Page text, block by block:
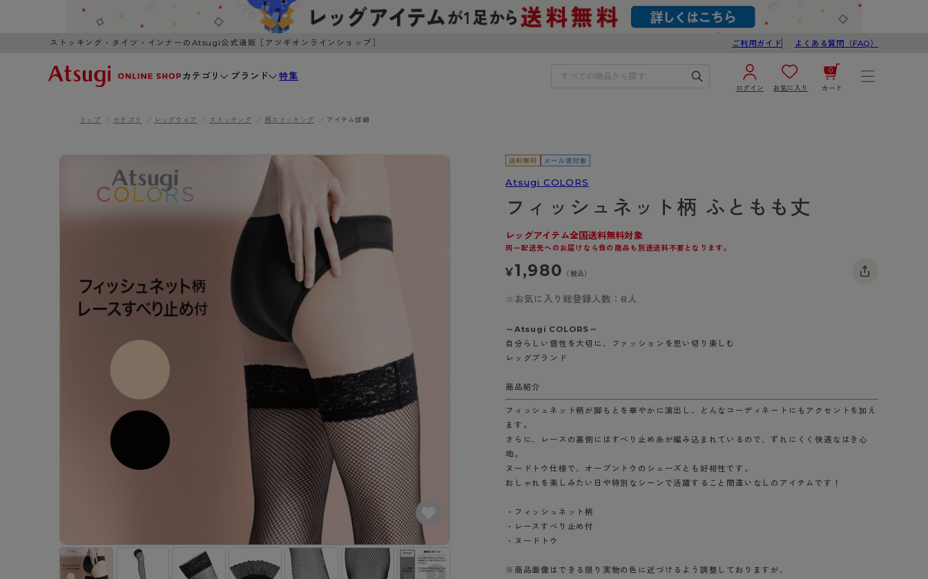
ストッキング・タイツ・インナーのAtsugi公式通販［アツギオンラインショップ］ ご利用ガイド よくある質問（FAQ）
カテゴリ
WOMEN MEN KIDS
カテゴリから探す
- ショート丈ストッキング
- 着圧ストッキング
タイツ
- 柄タイツ
- ひざ下丈タイツ
- 着圧タイツ
ソックス・靴下
レギンス・スパッツ
インナーウェア
ブラジャー
- ノンワイヤーブラ
- ワイヤーブラ
- ブラトップ
ショーツ
- レギュラーショーツ
- サニタリーショーツ
- ガードル・補正ショーツ
肌着・インナー
- 長袖（七分袖以上）
- タンクトップ
- カップ付きインナー
ライフスタイルウェア
ルームウェア・パジャマ
スニーカー丈・くるぶし丈ソックス
ハイソックス
インナーウエア
メンズパンツ
ボクサー
トランクス
Tバック・ビキニ
ライフスタイルウェア
ルームウェア・パジャマ
クルー・レギュラー丈ソックス
スニーカー丈・くるぶし丈ソックス
インナーウエア
ブラジャー
ノンワイヤーブラ
ワイヤーブラ
スポーツブラ
ブランド
AZGI クリアビューティアクティブ
フェイクタイツ
スクールタイム みんなの、みんなの。 CLINICAL
ブランド一覧へ
特集
ログイン お気に入り カート
0
3,980円以上のご購入で送料無料
WOMEN
ストッキング
- 無地ストッキング
- ショート丈ストッキング
- 着圧ストッキング
- パンティ部レスストッキング
- 無地タイツ
- 柄タイツ
- ひざ下丈タイツ
インナーウェア
ブラジャー
- ワイヤーブラ
- ブラトップ
ショーツ
- レギュラーショーツ
- サニタリーショーツ
肌着・インナー
ライフスタイルウェア
ルームウェア・パジャマ
アクティブ・スポーツ
- スポーツトップス
- スポーツボトムス
雑貨・小物
ソックス・靴下
クルー・レギュラー丈ソックス
スニーカー丈・くるぶし丈ソックス
インナーウエア
Tバック・ビキニ
肌着・インナー
ルームウェア・パジャマ
クルー・レギュラー丈ソックス
ハイソックス
スクールソックス
インナーウエア
ノンワイヤーブラ
ワイヤーブラ
スポーツブラ
ショーツ
レギュラーショーツ
ブランドから探す
AZGI
アスティーグ
クリアビューティアクティブ
スゴスト
フェイクタイツ
hotto comfort
Atsugi COLORS
スクールタイム
みんなの、みんなの。
CLINICAL
ハイジュニ
ブランド一覧へ
お悩み別ガードル
私に似合う、ストッキング選び
はじめての方へ
よくある質問（FAQ）
サイズ表
お支払い方法について
返品・交換について
お問い合わせについて
トップ カテゴリ レッグウェア ストッキング 柄ストッキング アイテム詳細
Atsugi COLORS
フィッシュネット柄 ふともも丈
レッグアイテム全国送料無料対象
同一配送先へのお届けなら他の商品も別途送料不要となります。
¥1,980 （税込）
お気に入り総登録人数：8人
～Atsugi COLORS～
自分らしい個性を大切に、ファッションを思い切り楽しむ
レッグブランド
商品紹介
フィッシュネット柄が脚もとを華やかに演出し、どんなコーディネートにもアクセントを加え
ます。
さらに、レースの裏側にはすべり止め糸が編み込まれているので、ずれにくく快適なはき心
地。
ヌードトウ仕様で、オープントウのシューズとも好相性です。
おしゃれを楽しみたい日や特別なシーンで活躍すること間違いなしのアイテムです！
・フィッシュネット柄
・レースすべり止め付
・ヌードトウ
※商品画像はできる限り実物の色に近づけるよう調整しておりますが、